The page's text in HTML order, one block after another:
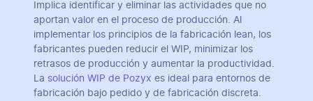
Implica identificar y eliminar las actividades que no
aportan valor en el proceso de producción. Al
implementar los principios de la fabricación lean, los
fabricantes pueden reducir el WIP, minimizar los
retrasos de producción y aumentar la productividad.
La solución WIP de Pozyx es ideal para entornos de
fabricación bajo pedido y de fabricación discreta.